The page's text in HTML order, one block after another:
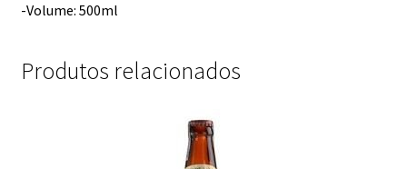
-Volume: 500ml
Produtos relacionados